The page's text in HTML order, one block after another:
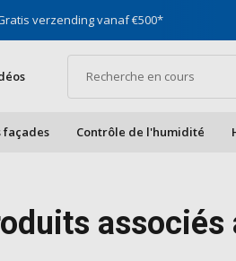
verzending vanaf €500*
façades Contrôle de l'humidité